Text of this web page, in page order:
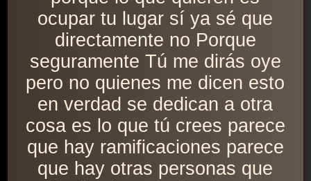
ocupar tu lugar sí ya sé que
directamente no Porque
seguramente Tú me dirás oye
pero no quienes me dicen esto
en verdad se dedican a otra
cosa es lo que tú crees parece
que hay ramificaciones parece
que hay otras personas que